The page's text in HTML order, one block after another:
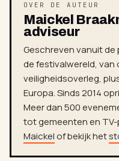
OVER DE AUTEUR
Maickel
adviseur
Geschreven vanuit
de festivalwereld,
veiligheidsoverleg,
Europa. Sinds 2014
Meer dan 500
tot gemeenten en
Maickelof bekijk het